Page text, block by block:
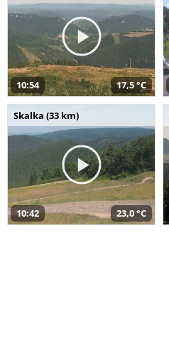
10:54 17,5 °C
Skalka (33 km)
10:42 23,0 °C